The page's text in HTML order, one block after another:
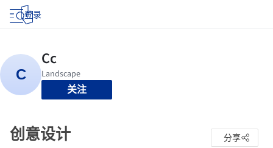
登录
关注
创意设计 分享